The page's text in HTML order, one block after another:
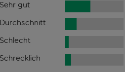
Sehr gut
Durchschnitt
Schlecht
Schrecklich